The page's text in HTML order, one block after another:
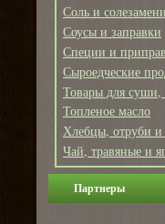
Соль и
Соусы и заправки
Специи и
Сыроедческие
Товары для суши,
Топленое масло
Хлебцы, отруби и
Чай, травяные и
Партнеры